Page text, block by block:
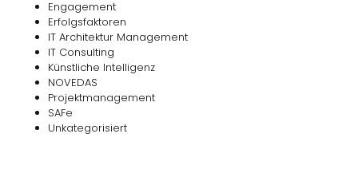
Engagement
Erfolgsfaktoren
IT Architektur Management
IT Consulting
Künstliche Intelligenz
NOVEDAS
Projektmanagement
SAFe
Unkategorisiert